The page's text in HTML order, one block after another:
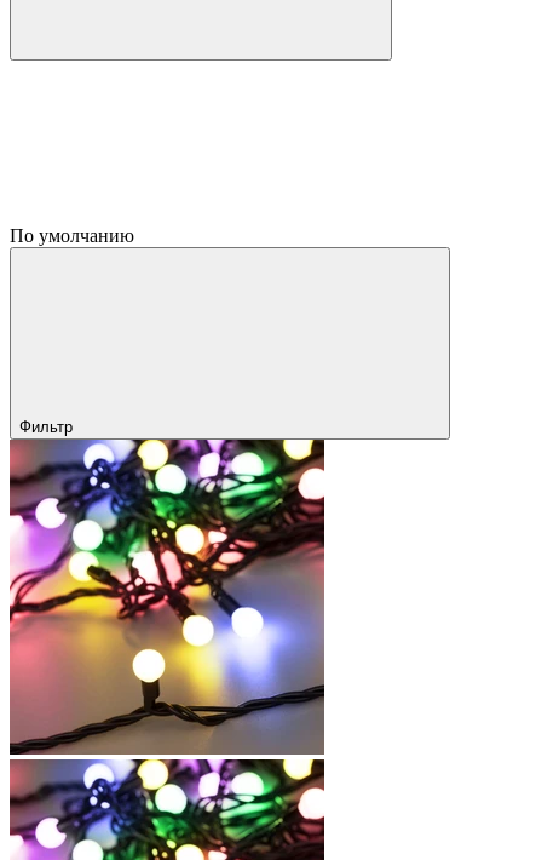
По умолчанию
Фильтр